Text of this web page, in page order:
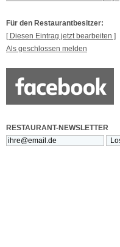
Für den Restaurantbesitzer:
[ Diesen Eintrag jetzt bearbeiten ]
Als geschlossen melden
RESTAURANT-NEWSLETTER